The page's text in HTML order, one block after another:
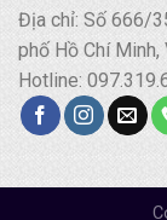
Địa chỉ: Số 666/
phố Hồ Chí Minh,
Hotline: